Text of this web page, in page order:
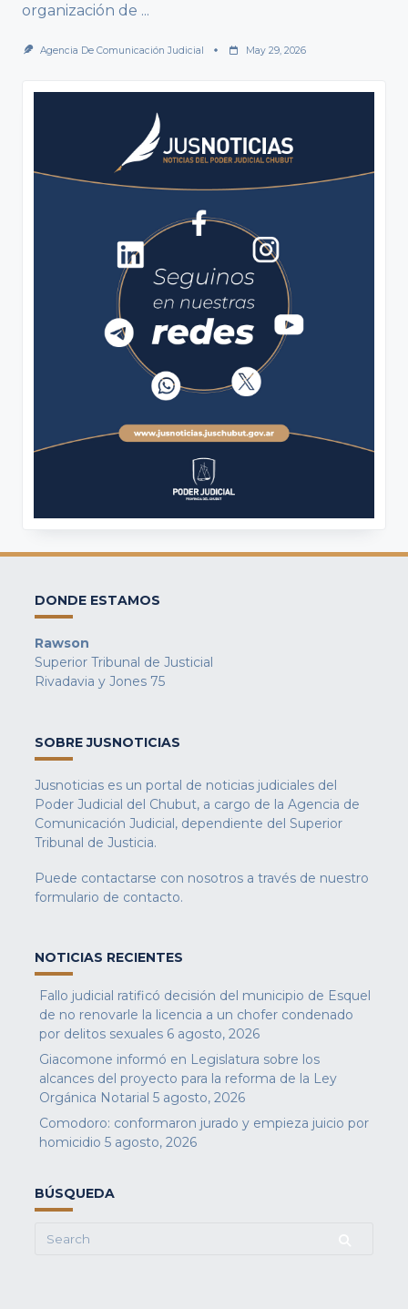
organización de ...
Agencia De Comunicación Judicial May 29, 2026
DONDE ESTAMOS
Rawson
Superior Tribunal de Justicial
Rivadavia y Jones 75
SOBRE JUSNOTICIAS
Jusnoticias es un portal de noticias judiciales del
Poder Judicial del Chubut, a cargo de la Agencia de
Comunicación Judicial, dependiente del Superior
Tribunal de Justicia.
Puede contactarse con nosotros a través de nuestro
formulario de contacto.
NOTICIAS RECIENTES
Fallo judicial ratificó decisión del municipio de Esquel
de no renovarle la licencia a un chofer condenado
por delitos sexuales 6 agosto, 2026
Giacomone informó en Legislatura sobre los
alcances del proyecto para la reforma de la Ley
Orgánica Notarial 5 agosto, 2026
Comodoro: conformaron jurado y empieza juicio por
homicidio 5 agosto, 2026
BÚSQUEDA
Search